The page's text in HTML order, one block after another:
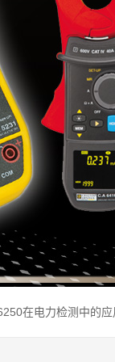
在电力检测中的应